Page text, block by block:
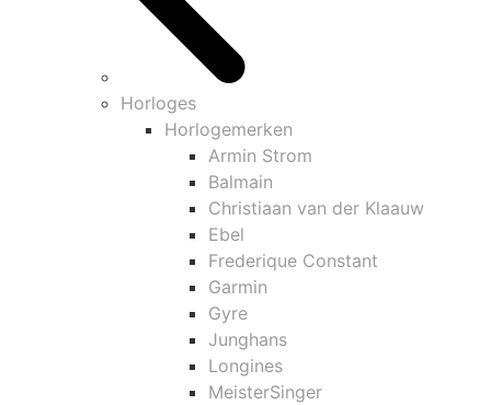
Horloges
Horlogemerken
Armin Strom
Balmain
Christiaan van der Klaauw
Ebel
Frederique Constant
Garmin
Gyre
Junghans
Longines
MeisterSinger